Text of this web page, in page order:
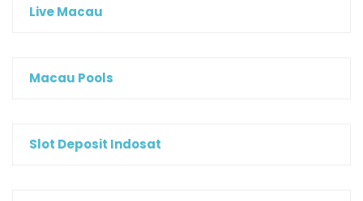
Live Macau
Macau Pools
Slot Deposit Indosat